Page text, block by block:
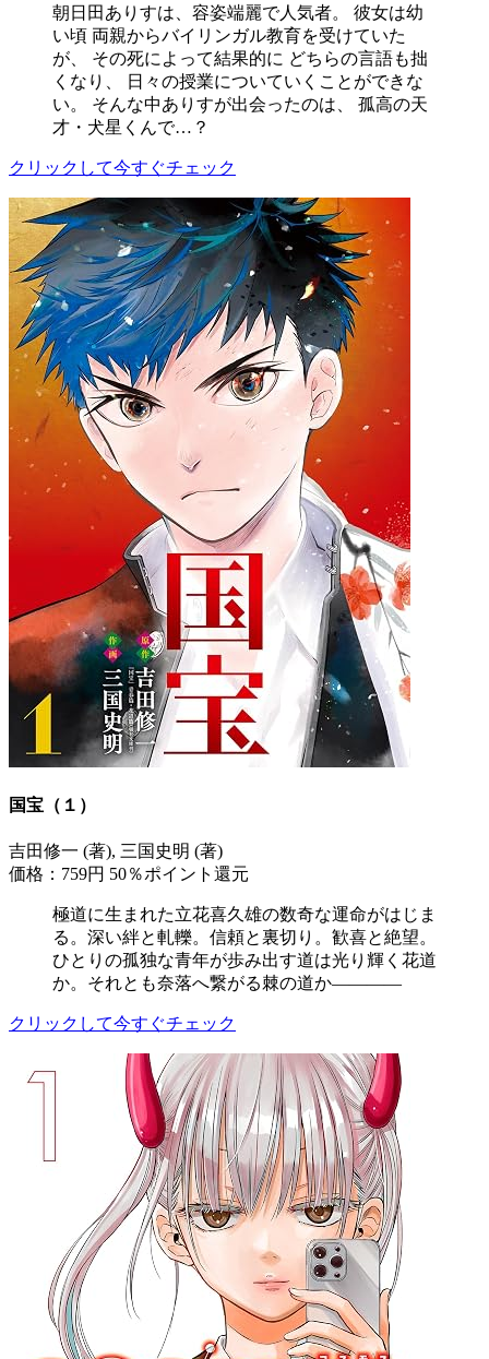
朝日田ありすは、容姿端麗で人気者。 彼女は幼
い頃 両親からバイリンガル教育を受けていた
が、 その死によって結果的に どちらの言語も拙
くなり、 日々の授業についていくことができな
い。 そんな中ありすが出会ったのは、 孤高の天
才・犬星くんで…？
クリックして今すぐチェック
国宝（１）
吉田修一 (著), 三国史明 (著)
価格：759円 50％ポイント還元
極道に生まれた立花喜久雄の数奇な運命がはじま
る。深い絆と軋轢。信頼と裏切り。歓喜と絶望。
ひとりの孤独な青年が歩み出す道は光り輝く花道
か。それとも奈落へ繋がる棘の道か――――
クリックして今すぐチェック